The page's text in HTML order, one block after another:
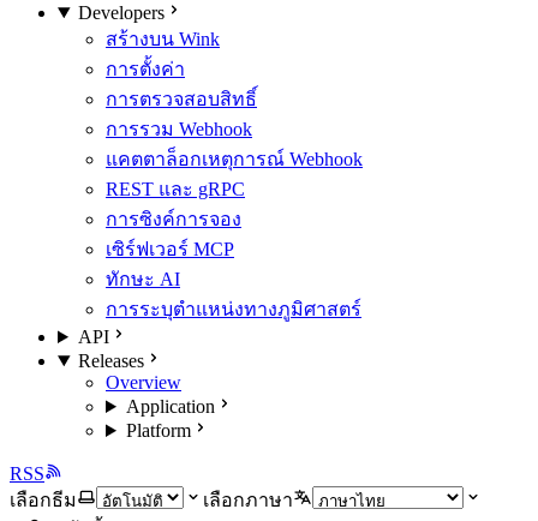
Developers
สร้างบน Wink
การตั้งค่า
การตรวจสอบสิทธิ์
การรวม Webhook
แคตตาล็อกเหตุการณ์ Webhook
REST และ gRPC
การซิงค์การจอง
เซิร์ฟเวอร์ MCP
ทักษะ AI
การระบุตำแหน่งทางภูมิศาสตร์
API
Releases
Overview
Application
Platform
RSS
เลือกธีม
เลือกภาษา